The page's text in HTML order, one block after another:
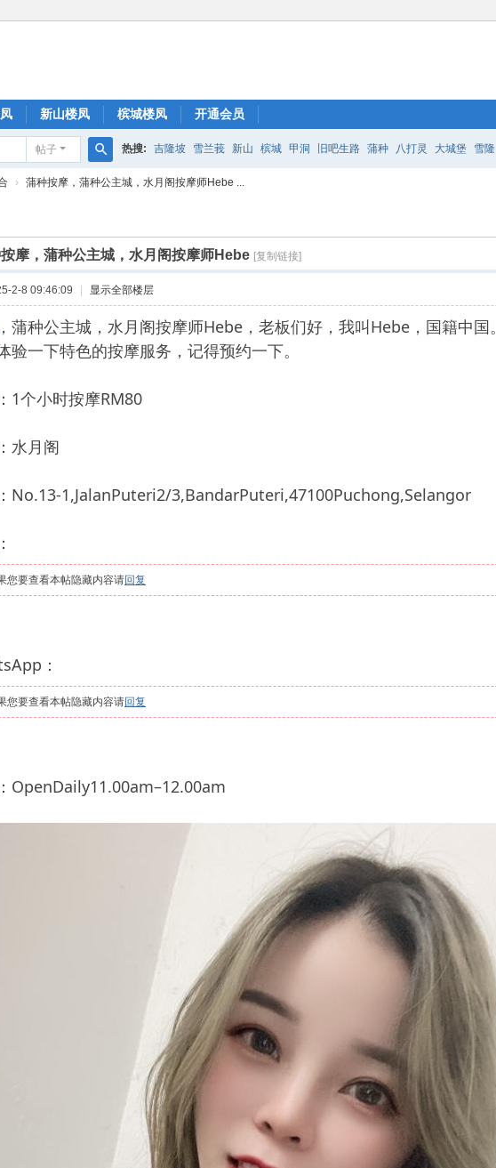
新山楼凤 槟城楼凤 开通会员
帖子
搜
热搜: 吉隆坡 雪兰莪 新山 槟城 甲洞 旧吧生路 蒲种 八打灵 大城堡 雪隆
› 蒲种按摩，蒲种公主城，水月阁按摩师Hebe ...
摩，蒲种公主城，水月阁按摩师Hebe [复制链接]
2-8 09:46:09 显示全部楼层
，蒲种公主城，水月阁按摩师Hebe，老板们好，我叫Hebe，国籍中
验一下特色的按摩服务，记得预约一下。
1个小时按摩RM80
水月阁
No.13-1,JalanPuteri2/3,BandarPuteri,47100Puchong,Selangor
您要查看本帖隐藏内容请回复
：
您要查看本帖隐藏内容请回复
OpenDaily11.00am–12.00am